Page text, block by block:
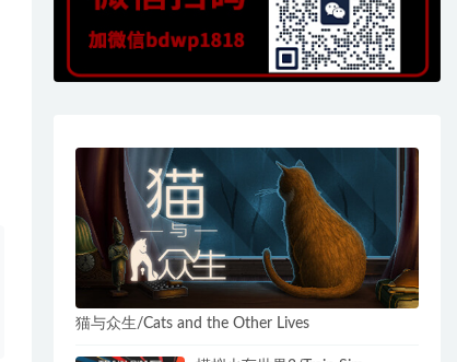
猫与众生/Cats and the Other Lives